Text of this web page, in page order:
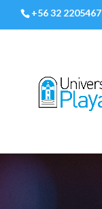
+56 32 2205467